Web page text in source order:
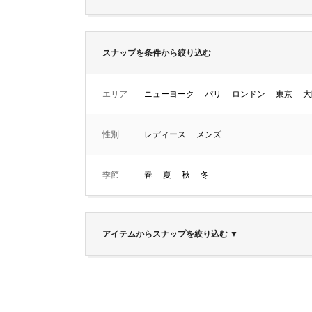
スナップを条件から絞り込む
エリア ニューヨーク パリ ロンドン 東京
性別 レディース メンズ
季節 春 夏 秋 冬
アイテムからスナップを絞り込む ▼